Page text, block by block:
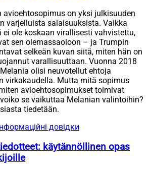
avioehtosopimus on yksi julkisuuden
varjelluista salaisuuksista. Vaikka
ole koskaan virallisesti vahvistettu,
sen olemassaoloon – ja Trumpin
selkeän kuvan siitä, miten hän on
varallisuuttaan. Vuonna 2018
olisi neuvotellut ehtoja
virkakaudella. Mutta mitä sopimus
avioehtosopimukset toimivat
se vaikuttaa Melanian valintoihin?
tiedetään.
довідки
käytännöllinen opas